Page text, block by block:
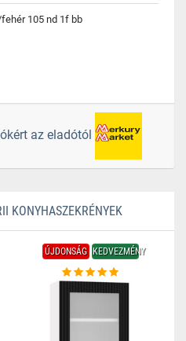
105 nd 1f bb
az eladótól
KONYHASZEKRÉNYEK
ÚJDONSÁG KEDVEZMÉNY